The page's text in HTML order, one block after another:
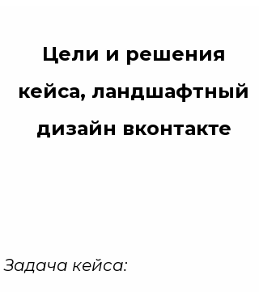
Цели и решения
кейса, ландшафтный
дизайн вконтакте
Задача кейса: